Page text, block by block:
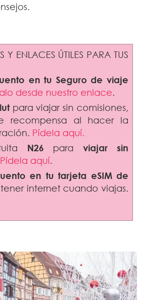
Y ENLACES ÚTILES PARA TUS
en tu Seguro de viaje
desde nuestro enlace.
para viajar sin comisiones,
recompensa al hacer la
Pídela aquí.
N26 para viajar sin
Pídela aquí.
en tu tarjeta eSIM de
internet cuando viajas.